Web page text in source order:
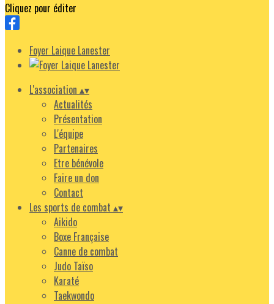
Cliquez pour éditer
Foyer Laique Lanester
L'association ▴▾
Actualités
Présentation
L'équipe
Partenaires
Etre bénévole
Faire un don
Contact
Les sports de combat ▴▾
Aikido
Boxe Française
Canne de combat
Judo Taïso
Karaté
Taekwondo